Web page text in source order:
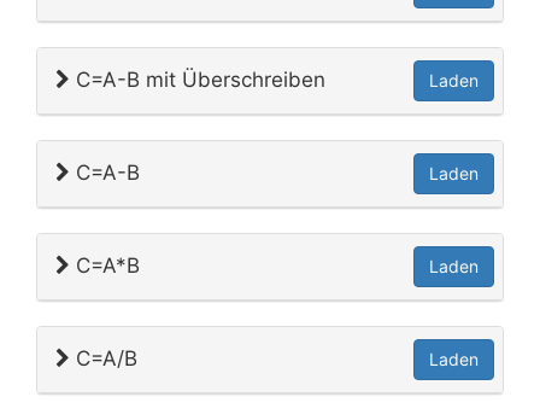
C=A-B mit Überschreiben Laden
C=A-B Laden
C=A*B Laden
C=A/B Laden